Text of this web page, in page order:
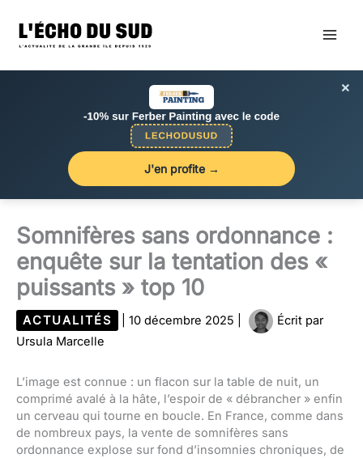
contenu
×
J'en profite →
Somnifères sans ordonnance :
enquête sur la tentation des «
puissants » top 10
ACTUALITÉS 10 décembre 2025
Écrit par
Ursula Marcelle
L’image est connue : un flacon sur la table de nuit, un
comprimé avalé à la hâte, l’espoir de « débrancher » enfin
un cerveau qui tourne en boucle. En France, comme dans
de nombreux pays, la vente de somnifères sans
ordonnance explose sur fond d’insomnies chroniques, de